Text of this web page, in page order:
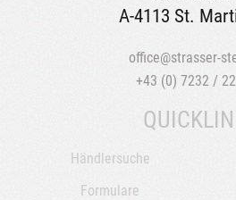
A-4113 St.
office@strasser-
+43 (0) 7232 /
Händlersuche
Formulare